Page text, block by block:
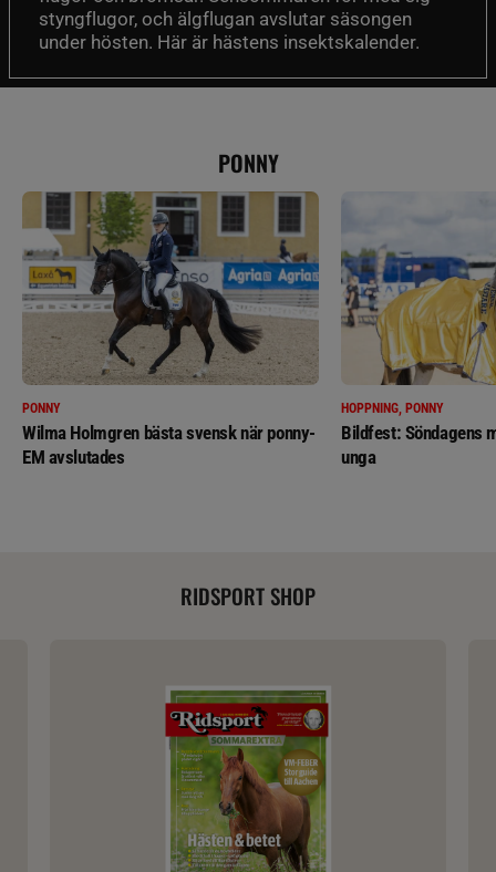
styngflugor, och älgflugan avslutar säsongen
under hösten. Här är hästens insektskalender.
PONNY
PONNY
Wilma Holmgren bästa svensk när ponny-
EM avslutades
HOPPNING, PONNY
Bildfest: Söndagens
unga
RIDSPORT SHOP